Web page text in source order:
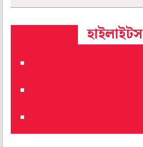
হাইলাইটস